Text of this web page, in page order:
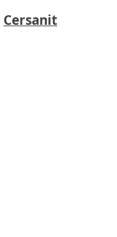
Cersanit